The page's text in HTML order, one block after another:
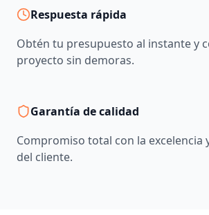
Respuesta rápida
Obtén tu presupuesto al instante y
proyecto sin demoras.
Garantía de calidad
Compromiso total con la excelencia
del cliente.